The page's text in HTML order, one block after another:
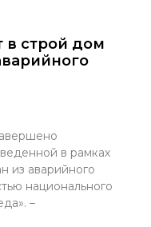
в строй дом
в рамках
из аварийного
национального
–